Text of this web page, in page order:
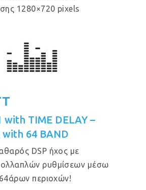
1280×720 pixels
with TIME DELAY –
with 64 BAND
DSP ήχος με
ρυθμίσεων μέσω
περιοχών!